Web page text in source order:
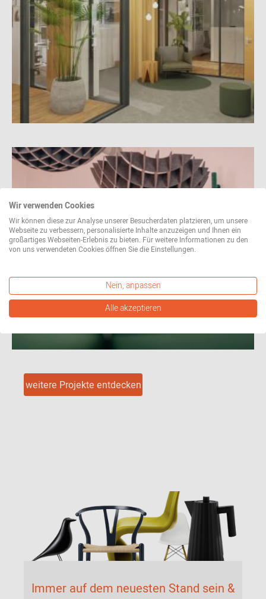
weitere Projekte entdecken
Immer auf dem neuesten Stand sein &
Wir verwenden Cookies
Wir können diese zur Analyse unserer Besucherdaten platzieren, um unsere
Webseite zu verbessern, personalisierte Inhalte anzuzeigen und Ihnen ein
großartiges Webseiten-Erlebnis zu bieten. Für weitere Informationen zu den
von uns verwendeten Cookies öffnen Sie die Einstellungen.
Nein, anpassen
Alle akzeptieren